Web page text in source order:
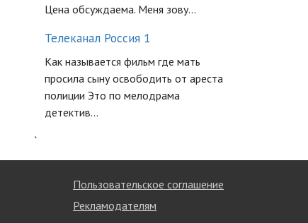
Цена обсуждаема. Меня зову...
Телеканал Россия 1
Как называется фильм где мать
просила сыну освободить от ареста
полиции Это по мелодрама
детектив...
`
Пользовательское соглашение
Рекламодателям